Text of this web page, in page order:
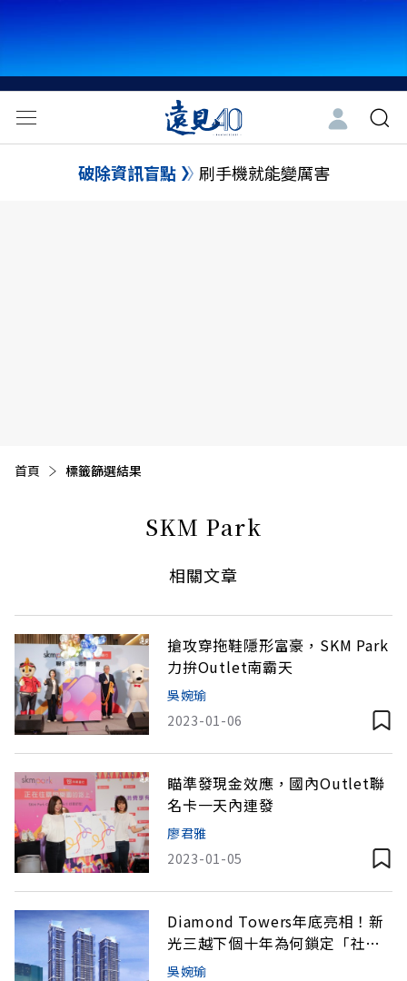
破除資訊盲點 刷手機就能變厲害
首頁 目前頁面：
標籤篩選結果
SKM Park
相關文章
搶攻穿拖鞋隱形富豪，SKM Park
力拚Outlet南霸天
吳婉瑜
2023-01-06
瞄準發現金效應，國內Outlet聯
名卡一天內連發
廖君雅
2023-01-05
Diamond Towers年底亮相！新
光三越下個十年為何鎖定「社區
型中小店」？
吳婉瑜